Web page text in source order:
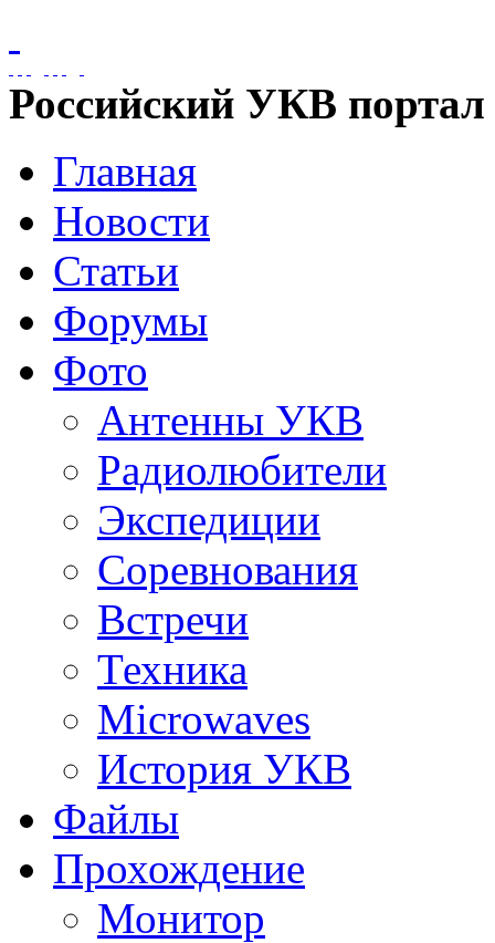
Российский УКВ портал
Главная
Новости
Статьи
Форумы
Фото
Антенны УКВ
Радиолюбители
Экспедиции
Соревнования
Встречи
Техника
Microwaves
История УКВ
Файлы
Прохождение
Монитор